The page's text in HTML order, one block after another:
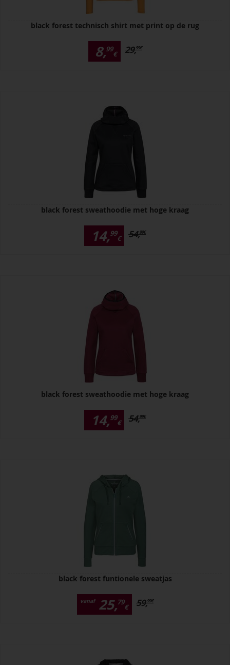
black forest technisch shirt met print op de rug
8,99
€ 29,99€
black forest sweathoodie met hoge kraag
14,99
€ 54,99€
black forest sweathoodie met hoge kraag
14,99
€ 54,99€
black forest funtionele sweatjas
vanaf 25,79
€ 59,99€